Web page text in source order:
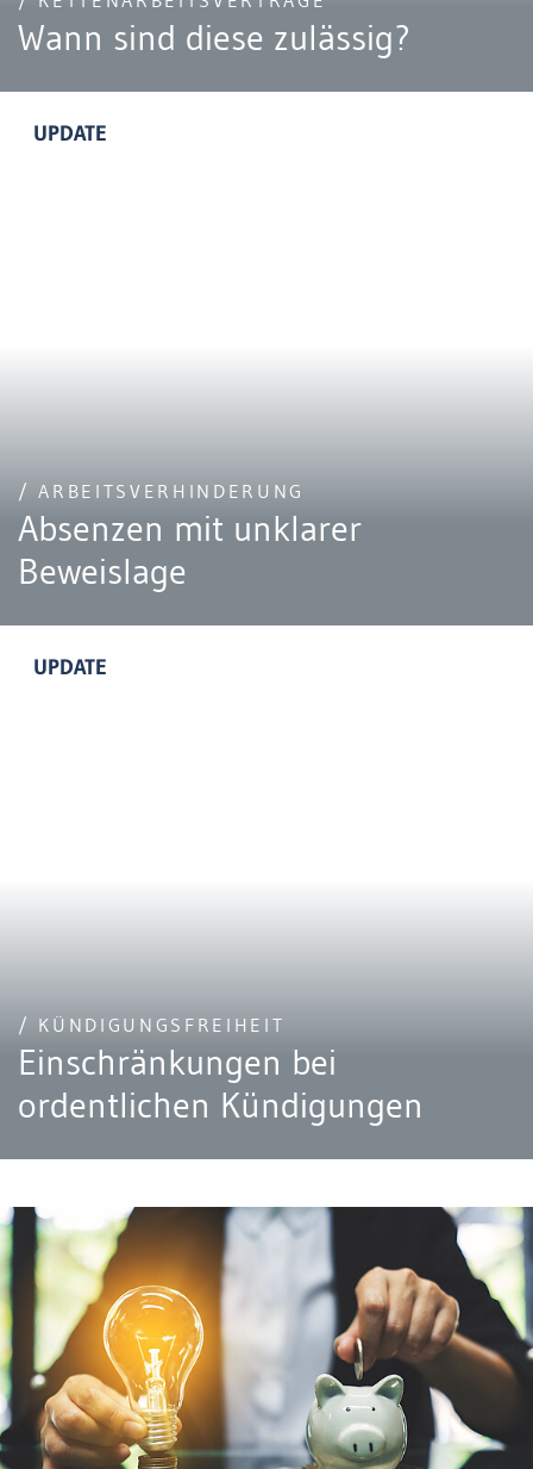
Wann sind diese zulässig?
UPDATE
/ ARBEITSVERHINDERUNG
Absenzen mit unklarer
Beweislage
UPDATE
/ KÜNDIGUNGSFREIHEIT
Einschränkungen bei
ordentlichen Kündigungen